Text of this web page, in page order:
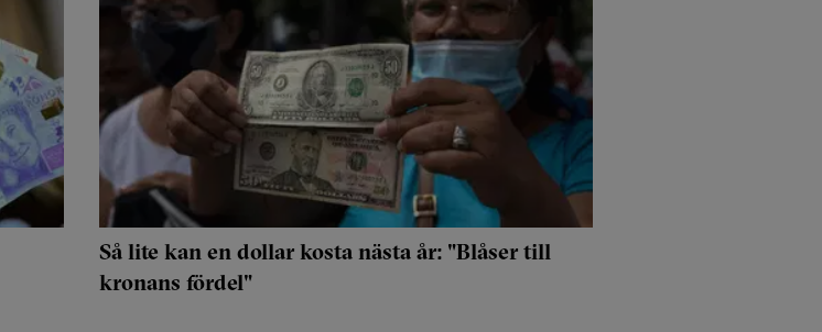
Så lite kan en dollar kosta nästa år: "Blåser till
kronans fördel"